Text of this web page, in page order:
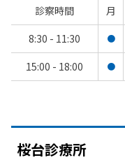
診察時間 月
8:30 - 11:30
●
15:00 - 18:00 ●
桜台診療所